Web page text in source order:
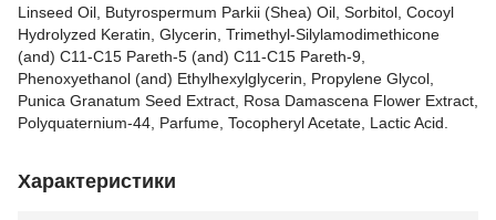
Linseed Oil, Butyrospermum Parkii (Shea) Oil, Sorbitol, Cocoyl
Hydrolyzed Keratin, Glycerin, Trimethyl-Silylamodimethicone
(and) C11-C15 Рareth-5 (and) C11-C15 Рareth-9,
Phenoxyethanol (and) Ethylhexylglycerin, Propylene Glycol,
Punica Granatum Seed Extract, Rosa Damascena Flower Extract,
Polyquaternium-44, Parfume, Tocopheryl Acetate, Lactic Acid.
Характеристики